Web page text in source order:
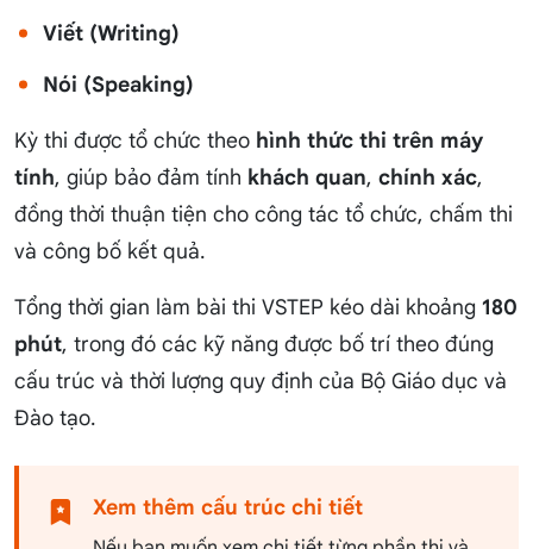
Viết (Writing)
Nói (Speaking)
Kỳ thi được tổ chức theo hình thức thi trên máy
tính, giúp bảo đảm tính khách quan, chính xác,
đồng thời thuận tiện cho công tác tổ chức, chấm thi
và công bố kết quả.
Tổng thời gian làm bài thi VSTEP kéo dài khoảng 180
phút, trong đó các kỹ năng được bố trí theo đúng
cấu trúc và thời lượng quy định của Bộ Giáo dục và
Đào tạo.
Xem thêm cấu trúc chi tiết